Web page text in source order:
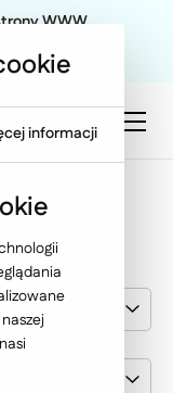
WWW
informacji